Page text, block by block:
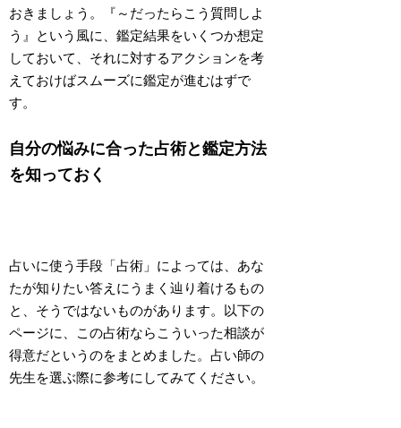
おきましょう。
『～だったらこう質問しよ
う』
という風に、鑑定結果をいくつか想定
しておいて、それに対するアクションを考
えておけばスムーズに鑑定が進むはずで
す。
自分の悩みに合った占術と鑑定方法
を知っておく
占いに使う手段「占術」によっては、あな
たが知りたい答えにうまく辿り着けるもの
と、そうではないものがあります。以下の
ページに、
この占術ならこういった相談が
得意だというのをまとめました。占い師の
先生を選ぶ際に参考にしてみてください。